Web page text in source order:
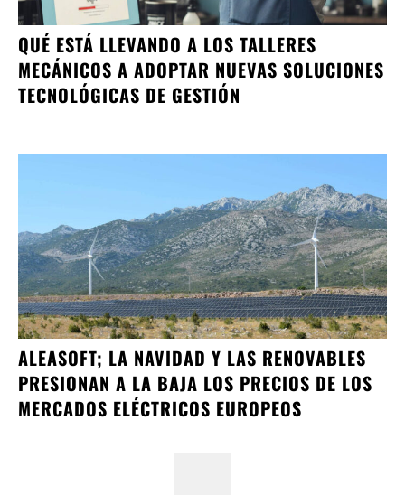
QUÉ ESTÁ LLEVANDO A LOS TALLERES
MECÁNICOS A ADOPTAR NUEVAS SOLUCIONES
TECNOLÓGICAS DE GESTIÓN
ALEASOFT; LA NAVIDAD Y LAS RENOVABLES
PRESIONAN A LA BAJA LOS PRECIOS DE LOS
MERCADOS ELÉCTRICOS EUROPEOS